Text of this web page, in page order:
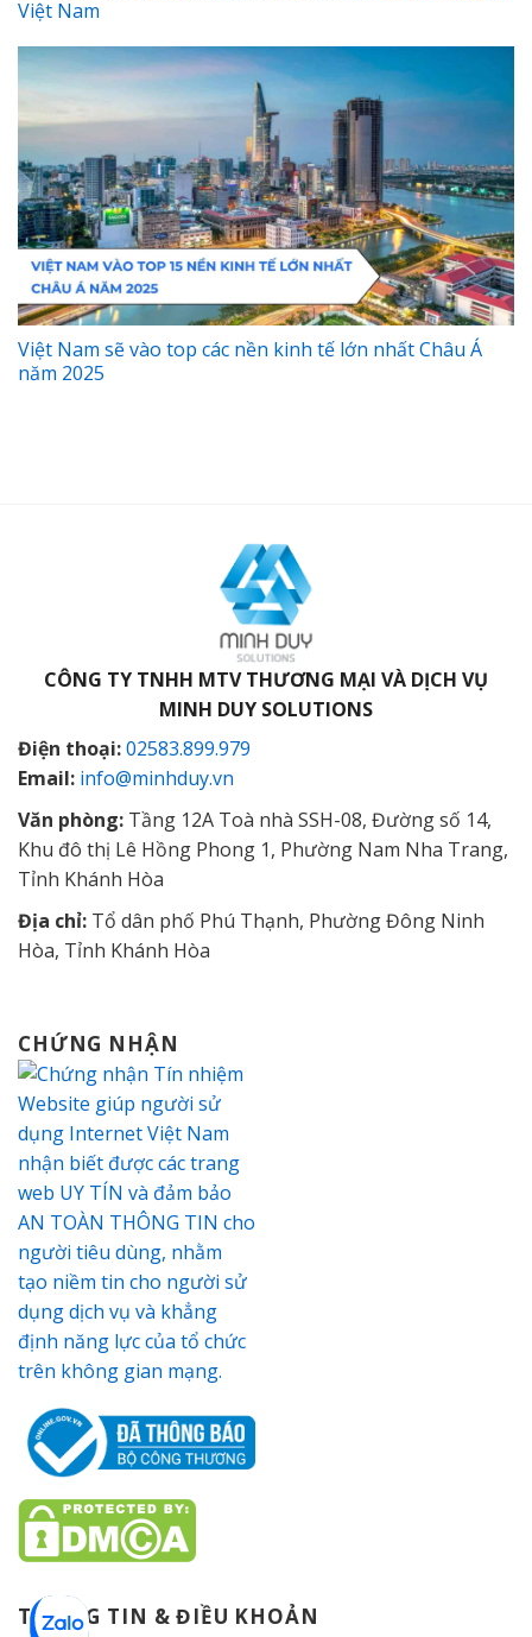
Việt Nam
Việt Nam sẽ vào top các nền kinh tế lớn nhất Châu Á
năm 2025
CÔNG TY TNHH MTV THƯƠNG MẠI VÀ DỊCH VỤ
MINH DUY SOLUTIONS
Điện thoại:02583.899.979
Email: info@minhduy.vn
Văn phòng: Tầng 12A Toà nhà SSH-08, Đường số 14,
Khu đô thị Lê Hồng Phong 1, Phường Nam Nha Trang,
Tỉnh Khánh Hòa
Địa chỉ: Tổ dân phố Phú Thạnh, Phường Đông Ninh
Hòa, Tỉnh Khánh Hòa
CHỨNG NHẬN
THÔNG TIN & ĐIỀU KHOẢN